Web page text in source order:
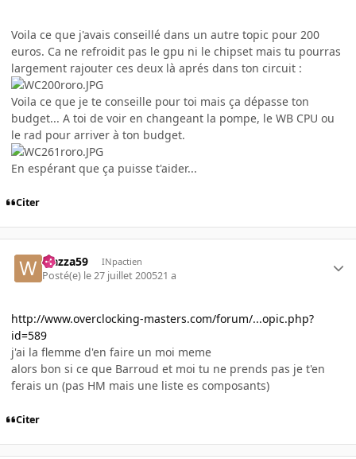
Voila ce que j'avais conseillé dans un autre topic pour 200
euros. Ca ne refroidit pas le gpu ni le chipset mais tu pourras
largement rajouter ces deux là aprés dans ton circuit :
Voila ce que je te conseille pour toi mais ça dépasse ton
budget... A toi de voir en changeant la pompe, le WB CPU ou
le rad pour arriver à ton budget.
En espérant que ça puisse t'aider...
Citer
wazza59 INpactien
Posté(e) le 27 juillet 200521 a
http://www.overclocking-masters.com/forum/...opic.php?
id=589
j'ai la flemme d'en faire un moi meme
alors bon si ce que Barroud et moi tu ne prends pas je t'en
ferais un (pas HM mais une liste es composants)
Citer